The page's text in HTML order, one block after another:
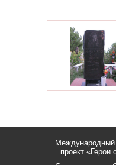
Международный
проект «Герои